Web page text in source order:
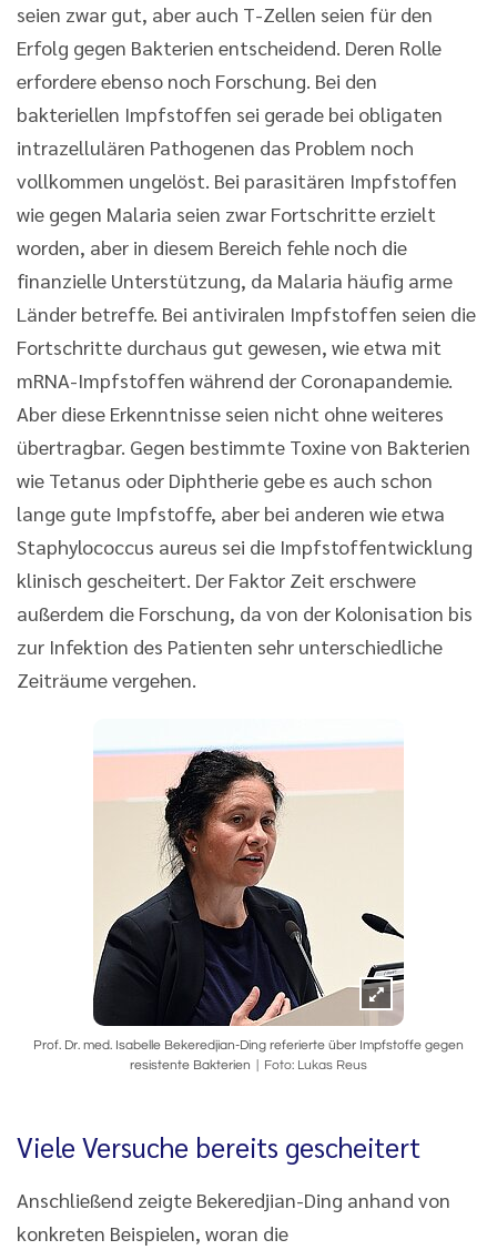
seien zwar gut, aber auch T-Zellen seien für den
Erfolg gegen Bakterien entscheidend. Deren Rolle
erfordere ebenso noch Forschung. Bei den
bakteriellen Impfstoffen sei gerade bei obligaten
intrazellulären Pathogenen das Problem noch
vollkommen ungelöst. Bei parasitären Impfstoffen
wie gegen Malaria seien zwar Fortschritte erzielt
worden, aber in diesem Bereich fehle noch die
finanzielle Unterstützung, da Malaria häufig arme
Länder betreffe. Bei antiviralen Impfstoffen seien die
Fortschritte durchaus gut gewesen, wie etwa mit
mRNA-Impfstoffen während der Coronapandemie.
Aber diese Erkenntnisse seien nicht ohne weiteres
übertragbar. Gegen bestimmte Toxine von Bakterien
wie Tetanus oder Diphtherie gebe es auch schon
lange gute Impfstoffe, aber bei anderen wie etwa
Staphylococcus aureus sei die Impfstoffentwicklung
klinisch gescheitert. Der Faktor Zeit erschwere
außerdem die Forschung, da von der Kolonisation bis
zur Infektion des Patienten sehr unterschiedliche
Zeiträume vergehen.
Prof. Dr. med. Isabelle Bekeredjian-Ding referierte über Impfstoffe gegen
resistente Bakterien
Foto: Lukas Reus
Viele Versuche bereits gescheitert
Anschließend zeigte Bekeredjian-Ding anhand von
konkreten Beispielen, woran die